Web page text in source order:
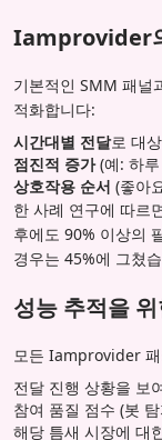
Iamprovider
기본적인 SMM 패널
적화합니다:
시간대별 전달로 대
점진적 증가(예: 하루
상호작용 순서 (좋아
한 사례 연구에 따르
후에도 90% 이상의
경우는 45%에 그쳤
성능 추적을
모든 Iamprovider
전달 진행 상황을 보
참여 품질 점수 (봇
해당 틈새 시장에 대